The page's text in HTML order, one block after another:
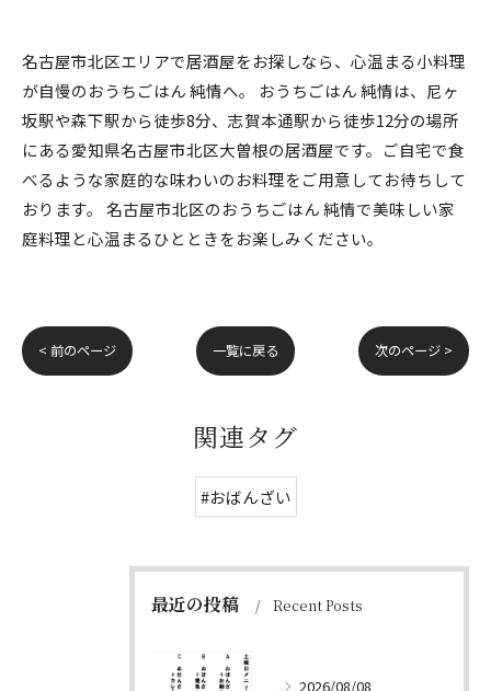
名古屋市北区エリアで居酒屋をお探しなら、心温まる小料理
が自慢のおうちごはん 純情へ。 おうちごはん 純情は、尼ヶ
坂駅や森下駅から徒歩8分、志賀本通駅から徒歩12分の場所
にある愛知県名古屋市北区大曽根の居酒屋です。ご自宅で食
べるような家庭的な味わいのお料理をご用意してお待ちして
おります。 名古屋市北区のおうちごはん 純情で美味しい家
庭料理と心温まるひとときをお楽しみください。
< 前のページ 一覧に戻る 次のページ >
関連タグ
#おばんざい
最近の投稿 Recent Posts
2026/08/08